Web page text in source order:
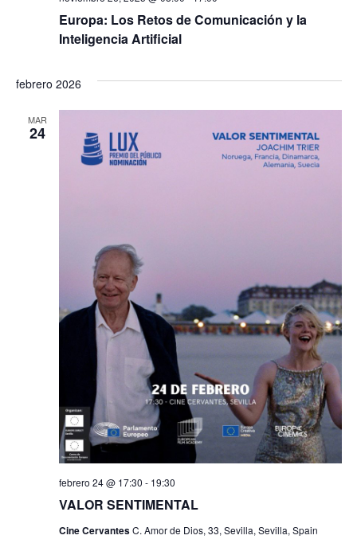
Europa: Los Retos de Comunicación y la
Inteligencia Artificial
febrero 2026
MAR
24
VALOR SENTIMENTAL
febrero 24 @ 17:30 - 19:30
Cine CervantesC. Amor de Dios, 33, Sevilla, Sevilla, Spain